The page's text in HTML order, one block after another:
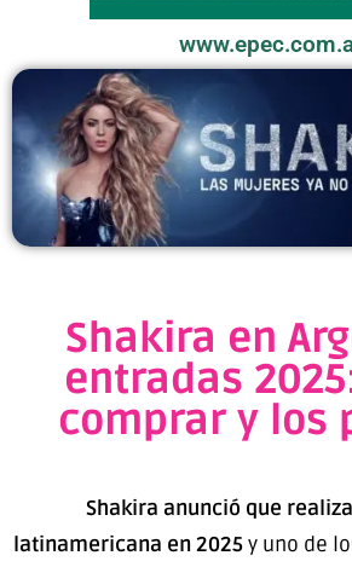
Shakira en
entradas
comprar y los
Shakira anunció que
latinamericana en 2025y uno de